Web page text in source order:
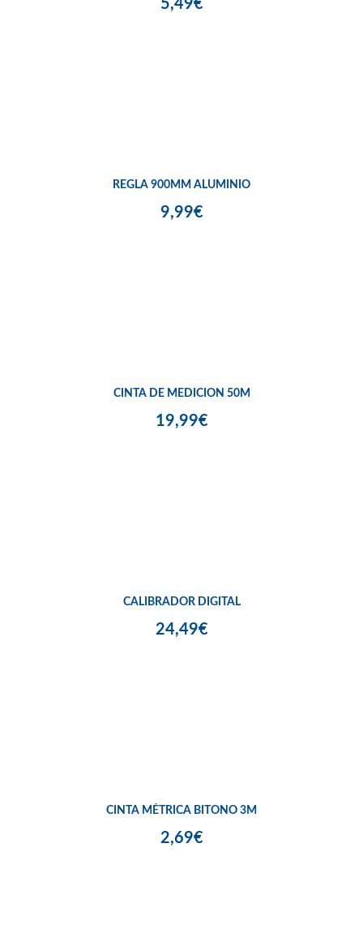
5,49€
REGLA 900MM ALUMINIO
9,99€
CINTA DE MEDICION 50M
19,99€
CALIBRADOR DIGITAL
24,49€
CINTA MÉTRICA BITONO 3M
2,69€